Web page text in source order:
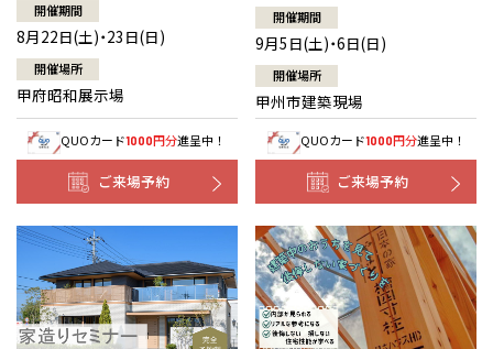
開催期間
8月22日(土)・23日(日)
開催場所
甲府昭和展示場
QUOカード1000円分進呈中！
ご来場予約
開催期間
9月5日(土)・6日(日)
開催場所
甲州市建築現場
QUOカード1000円分進呈中！
ご来場予約